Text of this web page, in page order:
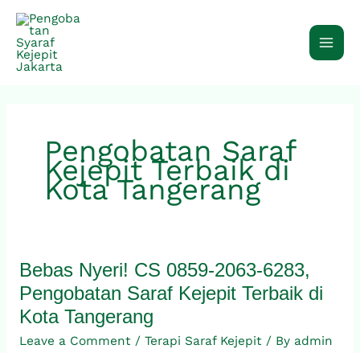
content
Pengobatan Saraf
Kejepit Terbaik di
Kota Tangerang
Bebas Nyeri! CS 0859-2063-6283,
Pengobatan Saraf Kejepit Terbaik di
Kota Tangerang
Leave a Comment / Terapi Saraf Kejepit / By admin
Bebas
Nyeri!
0859-
2063-